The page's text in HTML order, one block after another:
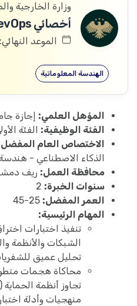
وزارة الخارجية
الموعد النهائي: 31/08/2026
الهندسة المعلوماتية
المؤهل العلمي: إجازة
الفئة الوظيفية: الفئة
الاختصاص العام
الذكاء الاصطناعي -
محافظة العمل: ريف
سنوات الخبرة:
العمر المفضل:
المهام الرئيسية:
تنفيذ اختبارات
الشبكات والأنظمة
تحليل عميق
منهجيات وأدلة